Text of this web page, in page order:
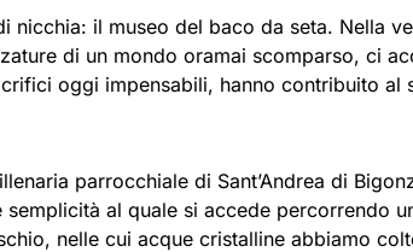
nicchia: il museo del baco da seta. Nella
di un mondo oramai scomparso, ci
oggi impensabili, hanno contribuito al
parrocchiale di Sant’Andrea di
al quale si accede percorrendo
nelle cui acque cristalline abbiamo